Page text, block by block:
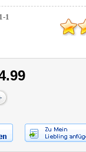
1